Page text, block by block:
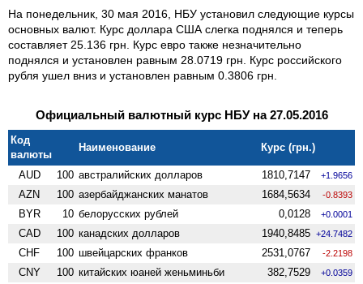
На понедельник, 30 мая 2016, НБУ установил следующие курсы
основных валют. Курс доллара США слегка поднялся и теперь
составляет 25.136 грн. Курс евро также незначительно
поднялся и установлен равным 28.0719 грн. Курс российского
рубля ушел вниз и установлен равным 0.3806 грн.
Официальный валютный курс НБУ на 27.05.2016
Код
валюты
Наименование Курс (грн.)
AUD 100 австралийских долларов 1810,7147 +1.9656
AZN 100 азербайджанских манатов 1684,5634 -0.8393
BYR 10 белорусских рублей 0,0128 +0.0001
CAD 100 канадских долларов 1940,8485 +24.7482
CHF 100 швейцарских франков 2531,0767 -2.2198
CNY 100 китайских юаней женьминьби 382,7529 +0.0359